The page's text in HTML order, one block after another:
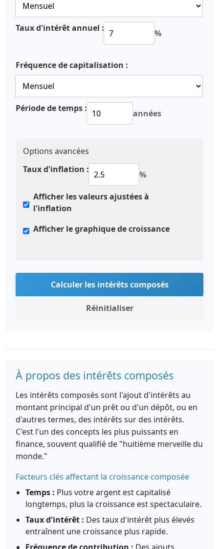
Taux d'intérêt annuel : %
Fréquence de capitalisation :
Période de temps : années
Options avancées
Taux d'inflation :
%
Afficher les valeurs ajustées à
l'inflation
Afficher le graphique de croissance
Calculer les intérêts composés
Réinitialiser
À propos des intérêts composés
Les intérêts composés sont l'ajout d'intérêts au
montant principal d'un prêt ou d'un dépôt, ou en
d'autres termes, des intérêts sur des intérêts.
C'est l'un des concepts les plus puissants en
finance, souvent qualifié de "huitième merveille du
monde."
Facteurs clés affectant la croissance composée
Temps : Plus votre argent est capitalisé
longtemps, plus la croissance est spectaculaire.
Taux d'intérêt : Des taux d'intérêt plus élevés
entraînent une croissance plus rapide.